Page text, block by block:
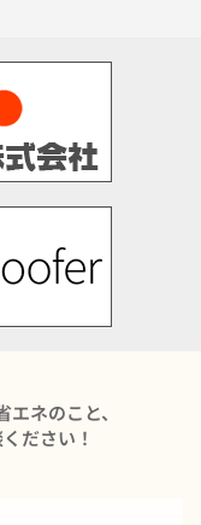
ネのこと、
ださい！